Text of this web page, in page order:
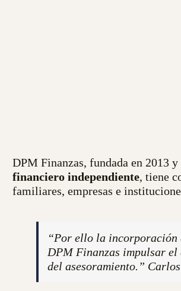
DPM Finanzas, fundada en 2013
financiero independiente, tiene
familiares, empresas e
“Por ello la incorporación
DPM Finanzas impulsar
del asesoramiento.”